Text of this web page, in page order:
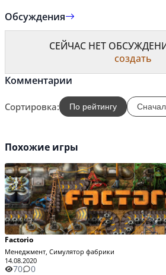
Обсуждения
СЕЙЧАС НЕТ
создать
Комментарии
Сортировка: По рейтингу
Похожие игры
Factorio
Менеджмент, Симулятор фабрики
14.08.2020
70 0